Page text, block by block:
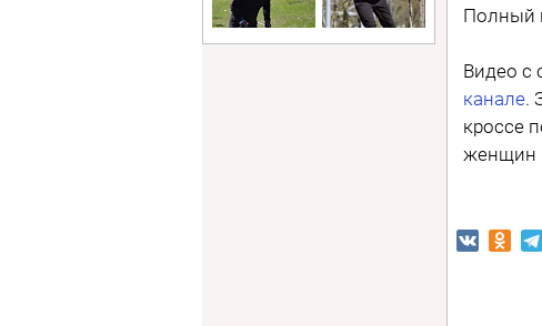
Полный
Видео с
канале.
кроссе
женщин